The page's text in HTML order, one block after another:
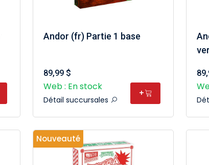
Andor (fr) Partie 1 base
89,99 $
Web : En stock
Détail succursales
+
Nouveauté